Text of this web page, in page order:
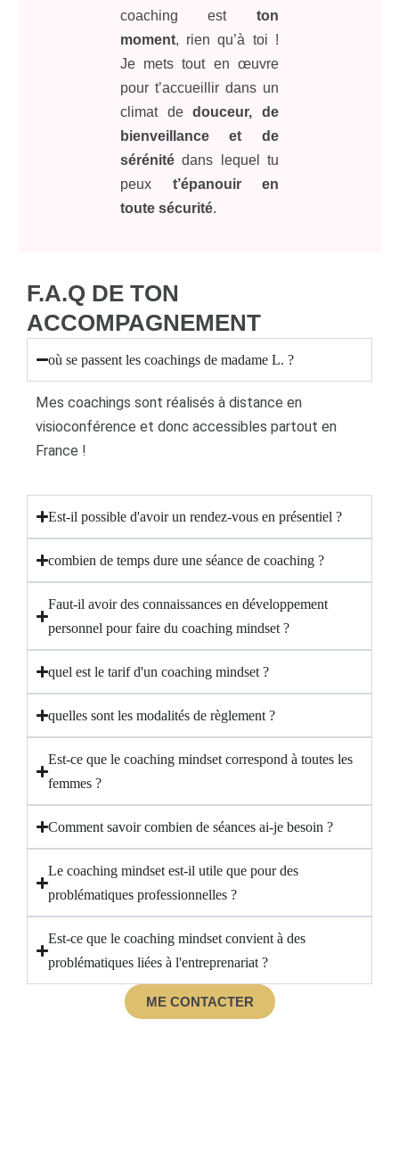
coaching est ton
moment, rien qu’à toi !
Je mets tout en œuvre
pour t’accueillir dans un
climat dedouceur, de
bienveillance et de
sérénité dans lequel tu
peux t’épanouir en
toute sécurité.
F.A.Q DE TON
ACCOMPAGNEMENT
où se passent les coachings de madame L. ?
Mes coachings sont réalisés à distance en
visioconférence et donc accessibles partout en
France !
Est-il possible d'avoir un rendez-vous en présentiel ?
combien de temps dure une séance de coaching ?
Faut-il avoir des connaissances en développement
personnel pour faire du coaching mindset ?
quel est le tarif d'un coaching mindset ?
quelles sont les modalités de règlement ?
Est-ce que le coaching mindset correspond à toutes les
femmes ?
Comment savoir combien de séances ai-je besoin ?
Le coaching mindset est-il utile que pour des
problématiques professionnelles ?
Est-ce que le coaching mindset convient à des
problématiques liées à l'entreprenariat ?
ME CONTACTER